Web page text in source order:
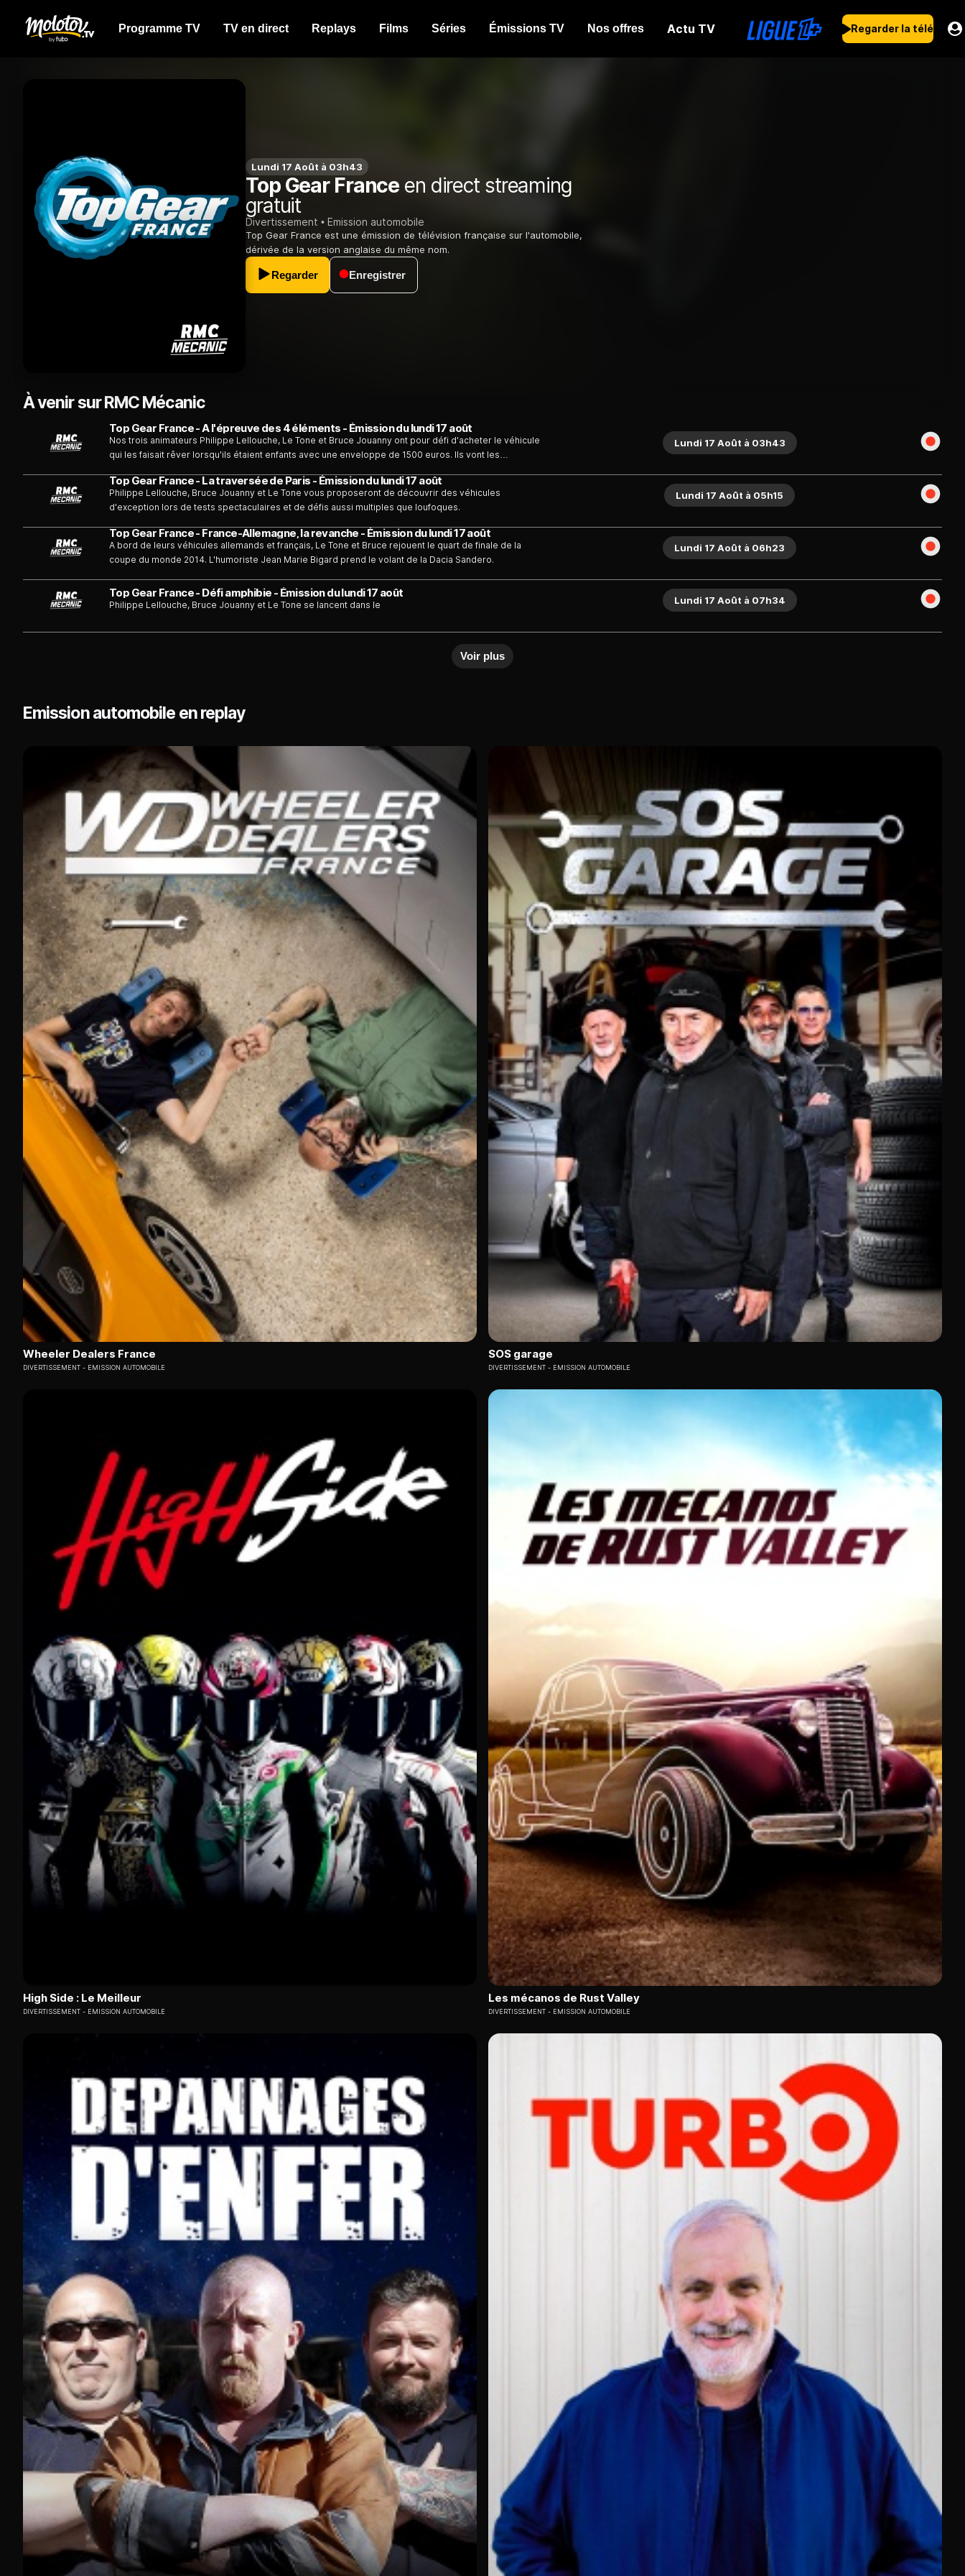
Programme TV TV en direct Replays Films Séries Émissions TV Nos offres Actu TV Regarder la télé
Lundi 17 Août à 03h43
Top Gear France en direct streaming
gratuit
Divertissement Emission automobile
Top Gear France est une émission de télévision française sur l'automobile,
dérivée de la version anglaise du même nom.
Regarder Enregistrer
À venir sur RMC Mécanic
Top Gear France - A l'épreuve des 4 éléments - Émission du lundi 17 août
Nos trois animateurs Philippe Lellouche, Le Tone et Bruce Jouanny ont pour défi d'acheter le véhicule
qui les faisait rêver lorsqu'ils étaient enfants avec une enveloppe de 1500 euros. Ils vont les
Lundi 17 Août à 03h43
Top Gear France - La traversée de Paris - Émission du lundi 17 août
Philippe Lellouche, Bruce Jouanny et Le Tone vous proposeront de découvrir des véhicules
d'exception lors de tests spectaculaires et de défis aussi multiples que loufoques.
Lundi 17 Août à 05h15
Top Gear France - France-Allemagne, la revanche - Émission du lundi 17 août
A bord de leurs véhicules allemands et français, Le Tone et Bruce rejouent le quart de finale de la
coupe du monde 2014. L'humoriste Jean Marie Bigard prend le volant de la Dacia Sandero.
Lundi 17 Août à 06h23
Top Gear France - Défi amphibie - Émission du lundi 17 août
Philippe Lellouche, Bruce Jouanny et Le Tone se lancent dans le Lundi 17 Août à 07h34
Voir plus
Emission automobile en replay
Wheeler Dealers France
DIVERTISSEMENT EMISSION AUTOMOBILE
SOS garage
DIVERTISSEMENT EMISSION AUTOMOBILE
High Side : Le Meilleur
DIVERTISSEMENT EMISSION AUTOMOBILE
Les mécanos de Rust Valley
DIVERTISSEMENT EMISSION AUTOMOBILE